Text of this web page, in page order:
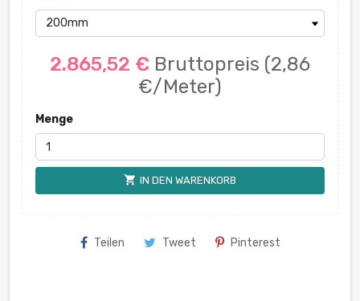
2.865,52 € Bruttopreis (2,86
€/Meter)
Menge
shopping_cart IN DEN WARENKORB
Teilen Tweet Pinterest